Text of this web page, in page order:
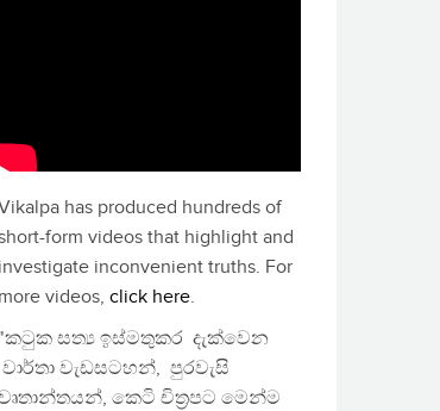
has produced hundreds of
form videos that highlight and
investigate inconvenient truths. For
more videos, click here.
"කටුක සත්‍ය ඉස්මතුකර දැක්වෙන
වාර්තා වැඩසටහන්, පුරවැසි
කෙටි චිත්‍රපට මෙන්ම